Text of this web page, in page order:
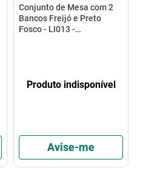
Conjunto de Mesa com 2
Bancos Freijó e Preto
Fosco - LI013 -
Produto indisponível
Avise-me